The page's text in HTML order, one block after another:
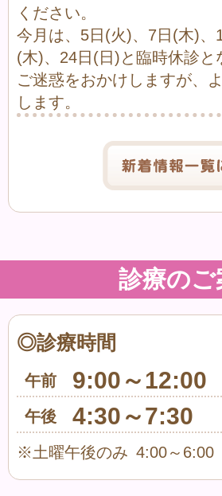
ください。
今月は、5日(火)、7日(木)、
(木)、24日(日)と臨時休診と
ご迷惑をおかけしますが、
します。
診療のご
◎診療時間
午前 9:00～12:00
午後 4:30～7:30
※土曜午後のみ 4:00～6:00